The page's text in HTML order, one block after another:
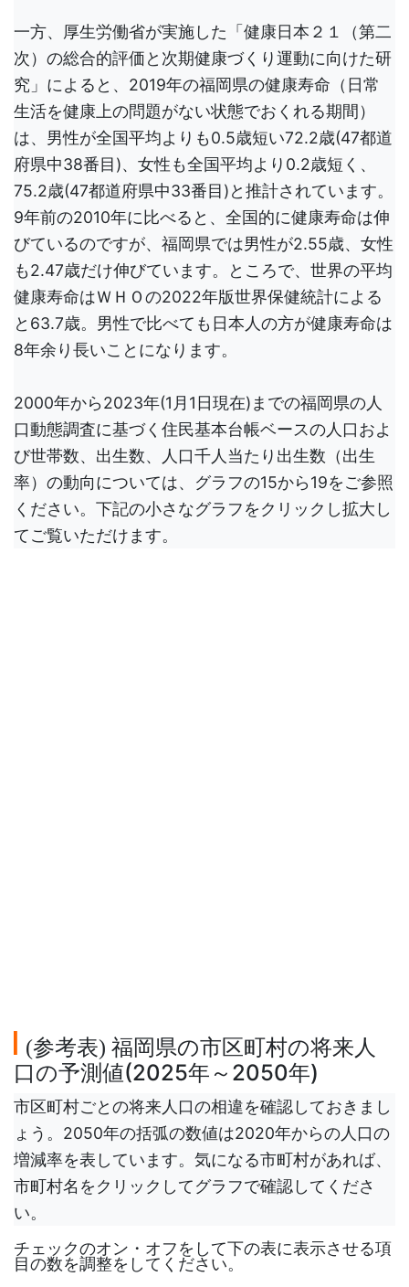
一方、厚生労働省が実施した「健康日本２１（第二
次）の総合的評価と次期健康づくり運動に向けた研
究」によると、2019年の福岡県の健康寿命（日常
生活を健康上の問題がない状態でおくれる期間）
は、男性が全国平均よりも0.5歳短い72.2歳(47都道
府県中38番目)、女性も全国平均より0.2歳短く、
75.2歳(47都道府県中33番目)と推計されています。
9年前の2010年に比べると、全国的に健康寿命は伸
びているのですが、福岡県では男性が2.55歳、女性
も2.47歳だけ伸びています。ところで、世界の平均
健康寿命はＷＨＯの2022年版世界保健統計による
と63.7歳。男性で比べても日本人の方が健康寿命は
8年余り長いことになります。
2000年から2023年(1月1日現在)までの福岡県の人
口動態調査に基づく住民基本台帳ベースの人口およ
び世帯数、出生数、人口千人当たり出生数（出生
率）の動向については、グラフの15から19をご参照
ください。下記の小さなグラフをクリックし拡大し
てご覧いただけます。
(参考表) 福岡県の市区町村の将来人
口の予測値(2025年～2050年)
市区町村ごとの将来人口の相違を確認しておきまし
ょう。2050年の括弧の数値は2020年からの人口の
増減率を表しています。気になる市町村があれば、
市町村名をクリックしてグラフで確認してくださ
い。
チェックのオン・オフをして下の表に表示させる項
目の数を調整をしてください。